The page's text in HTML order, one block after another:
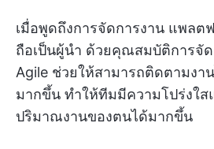
เมื่อพูดถึงการจัดการงาน แพล
ถือเป็นผู้นำ ด้วยคุณสมบัติการจั
Agile ช่วยให้สามารถติดตามงา
มากขึ้น ทำให้ทีมมีความโปร่งใ
ปริมาณงานของตนได้มากขึ้น